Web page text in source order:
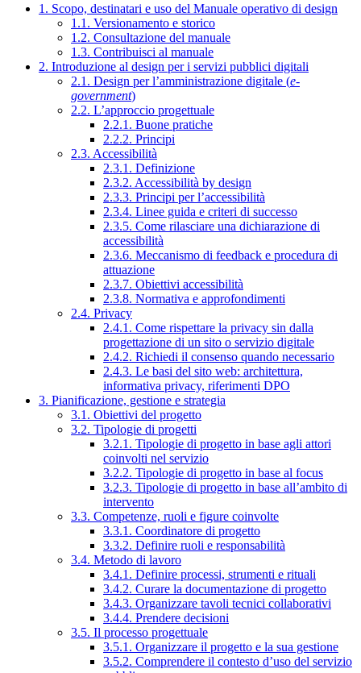
1. Scopo, destinatari e uso del Manuale operativo di design
1.1. Versionamento e storico
1.2. Consultazione del manuale
1.3. Contribuisci al manuale
2. Introduzione al design per i servizi pubblici digitali
2.1. Design per l’amministrazione digitale (e-
government)
2.2. L’approccio progettuale
2.2.1. Buone pratiche
2.2.2. Principi
2.3. Accessibilità
2.3.1. Definizione
2.3.2. Accessibilità by design
2.3.3. Principi per l’accessibilità
2.3.4. Linee guida e criteri di successo
2.3.5. Come rilasciare una dichiarazione di
accessibilità
2.3.6. Meccanismo di feedback e procedura di
attuazione
2.3.7. Obiettivi accessibilità
2.3.8. Normativa e approfondimenti
2.4. Privacy
2.4.1. Come rispettare la privacy sin dalla
progettazione di un sito o servizio digitale
2.4.2. Richiedi il consenso quando necessario
2.4.3. Le basi del sito web: architettura,
informativa privacy, riferimenti DPO
3. Pianificazione, gestione e strategia
3.1. Obiettivi del progetto
3.2. Tipologie di progetti
3.2.1. Tipologie di progetto in base agli attori
coinvolti nel servizio
3.2.2. Tipologie di progetto in base al focus
3.2.3. Tipologie di progetto in base all’ambito di
intervento
3.3. Competenze, ruoli e figure coinvolte
3.3.1. Coordinatore di progetto
3.3.2. Definire ruoli e responsabilità
3.4. Metodo di lavoro
3.4.1. Definire processi, strumenti e rituali
3.4.2. Curare la documentazione di progetto
3.4.3. Organizzare tavoli tecnici collaborativi
3.4.4. Prendere decisioni
3.5. Il processo progettuale
3.5.1. Organizzare il progetto e la sua gestione
3.5.2. Comprendere il contesto d’uso del servizio